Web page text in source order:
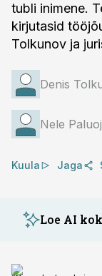
tubli inimene.
kirjutasid
Tolkunov ja
Denis
Nele
Kuula Jaga
Loe AI